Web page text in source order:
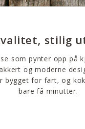
stilig
som pynter opp på
og moderne
bygget for fart, og
bare få minutter.